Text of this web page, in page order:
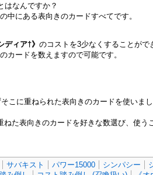
はなんですか？
中にある表向きのカードすべてです。
ディア†》のコストを3少なくすることがで
カードを数えますので可能です。
こに重ねられた表向きのカードを使いま
た表向きのカードを好きな数選び、使
サバキスト パワー15000 シンパシー